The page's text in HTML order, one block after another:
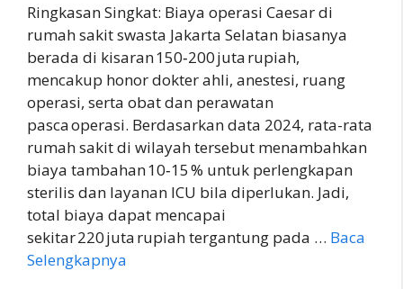
Ringkasan Singkat: Biaya operasi Caesar di
rumah sakit swasta Jakarta Selatan biasanya
berada di kisaran 150‑200 juta rupiah,
mencakup honor dokter ahli, anestesi, ruang
operasi, serta obat dan perawatan
pasca operasi. Berdasarkan data 2024, rata-rata
rumah sakit di wilayah tersebut menambahkan
biaya tambahan 10‑15 % untuk perlengkapan
sterilis dan layanan ICU bila diperlukan. Jadi,
total biaya dapat mencapai
sekitar 220 juta rupiah tergantung pada … Baca
Selengkapnya